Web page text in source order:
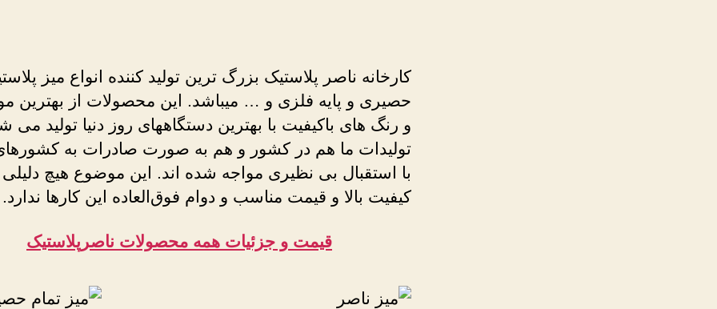
فلزی
ناصر
کارخانه ناصر پلاستیک بزرگ ترین تولید کننده انواع میز
حصیری و پایه فلزی و … میباشد. این محصولات از بهترین
و رنگ های باکیفیت با بهترین دستگاههای روز دنیا تولید می
تولیدات ما هم در کشور و هم به صورت صادرات به
با استقبال بی نظیری مواجه شده اند. این موضوع هیچ
کیفیت بالا و قیمت مناسب و دوام فوق‌العاده این کارها ندارد.
قیمت و جزئیات همه محصولات ناصرپلاستیک